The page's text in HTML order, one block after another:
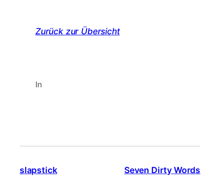
Zurück zur Übersicht
In
slapstick Seven Dirty Words